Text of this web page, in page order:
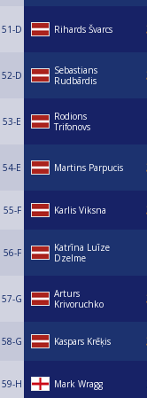
51-D Rihards Švarcs
52-D
Sebastians
Rudbārdis
53-E
Rodions
Trifonovs
54-E Martins Parpucis
55-F Karlis Viksna
56-F
Katrīna Luīze
Dzelme
57-G
Arturs
Krivoruchko
58-G Kaspars Krēķis
59-H Mark Wragg